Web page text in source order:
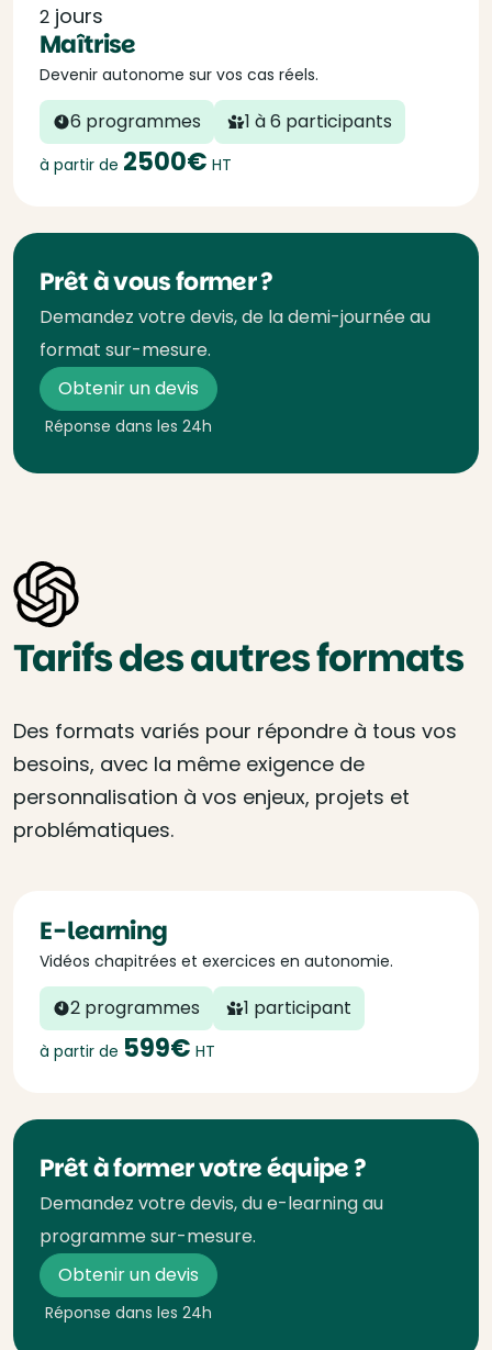
2 jours
Maîtrise
Devenir autonome sur vos cas réels.
6 programmes 1 à 6 participants
à partir de 2500€ HT
Prêt à vous former ?
Demandez votre devis, de la demi-journée au
format sur-mesure.
Obtenir un devis
Réponse dans les 24h
Tarifs des autres formats
Des formats variés pour répondre à tous vos
besoins, avec la même exigence de
personnalisation à vos enjeux, projets et
problématiques.
E-learning
Vidéos chapitrées et exercices en autonomie.
2 programmes 1 participant
à partir de 599€ HT
Prêt à former votre équipe ?
Demandez votre devis, du e-learning au
programme sur-mesure.
Obtenir un devis
Réponse dans les 24h